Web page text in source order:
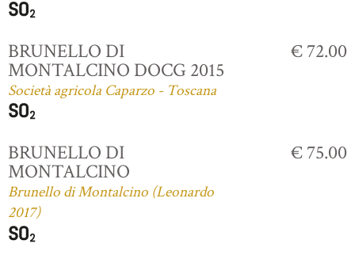
BRUNELLO DI
MONTALCINO DOCG 2015
Società agricola Caparzo - Toscana
€ 72.00
BRUNELLO DI
MONTALCINO
Brunello di Montalcino (Leonardo
2017)
€ 75.00